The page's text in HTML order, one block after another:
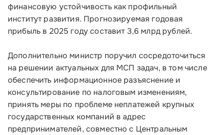
финансовую устойчивость как профильный
институт развития. Прогнозируемая годовая
прибыль в 2025 году составит 3,6 млрд рублей.
Дополнительно министр поручил сосредоточиться
на решении актуальных для МСП задач, в том числе
обеспечить информационное разъяснение и
консультирование по налоговым изменениям,
принять меры по проблеме неплатежей крупных
государственных компаний в адрес
предпринимателей, совместно с Центральным